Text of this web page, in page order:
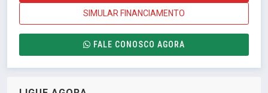
SIMULAR FINANCIAMENTO
FALE CONOSCO AGORA